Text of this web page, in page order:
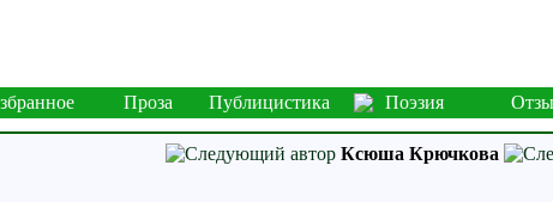
Проза Публицистика Поэзия
Ксюша Крючкова